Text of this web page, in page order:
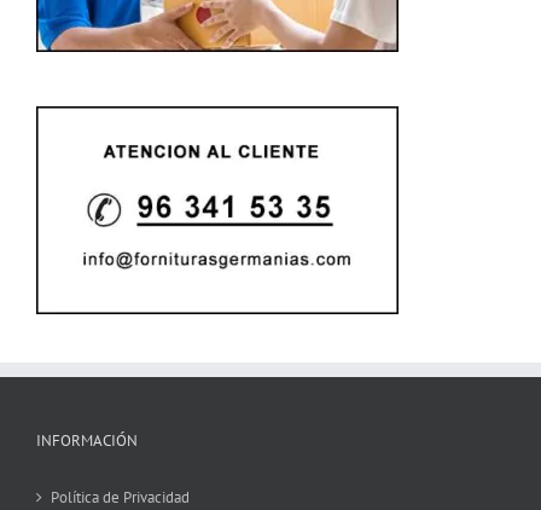
INFORMACIÓN
Política de Privacidad